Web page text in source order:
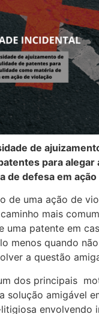
de
para alegar
de defesa em
de uma ação de
mais
uma patente em
menos quando
a questão
dos principais
solução amigável
envolvendo